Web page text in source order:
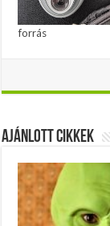
forrás
Ajánlott Cikkek